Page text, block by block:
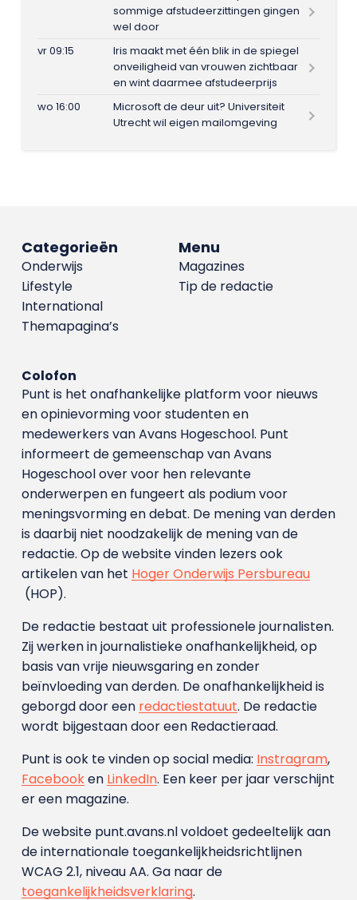
sommige afstudeerzittingen gingen
wel door
vr 09:15
Iris maakt met één blik in de spiegel
onveiligheid van vrouwen zichtbaar
en wint daarmee afstudeerprijs
wo 16:00
Microsoft de deur uit? Universiteit
Utrecht wil eigen mailomgeving
Menu
Magazines
Tip de redactie
Categorieën
Onderwijs
Lifestyle
International
Themapagina’s
Colofon
Punt is het onafhankelijke platform voor nieuws
en opinievorming voor studenten en
medewerkers van Avans Hoge­school. Punt
informeert de gemeenschap van Avans
Hogeschool over voor hen relevante
onderwerpen en fungeert als podium voor
meningsvorming en debat. De mening van derden
is daarbij niet noodzakelijk de mening van de
redactie. Op de website vinden lezers ook
artikelen van het Hoger Onderwijs Persbureau
(HOP).
De redactie bestaat uit professionele journalisten.
Zij werken in journalistieke onafhankelijkheid, op
basis van vrije nieuwsgaring en zonder
beïnvloeding van derden. De onafhankelijkheid is
geborgd door een redactiestatuut. De redactie
wordt bijgestaan door een Redactieraad.
Punt is ook te vinden op social media: Instragram,
Facebooken LinkedIn. Een keer per jaar verschijnt
er een magazine.
De website punt.avans.nl voldoet gedeeltelijk aan
de internationale toegankelijkheidsrichtlijnen
WCAG 2.1, niveau AA. Ga naar de
toegankelijkheidsverklaring.